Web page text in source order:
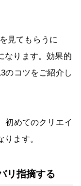
見てもらうに
なります。効果的
のコツをご紹介し
初めてのクリエイ
ます。
リ指摘する